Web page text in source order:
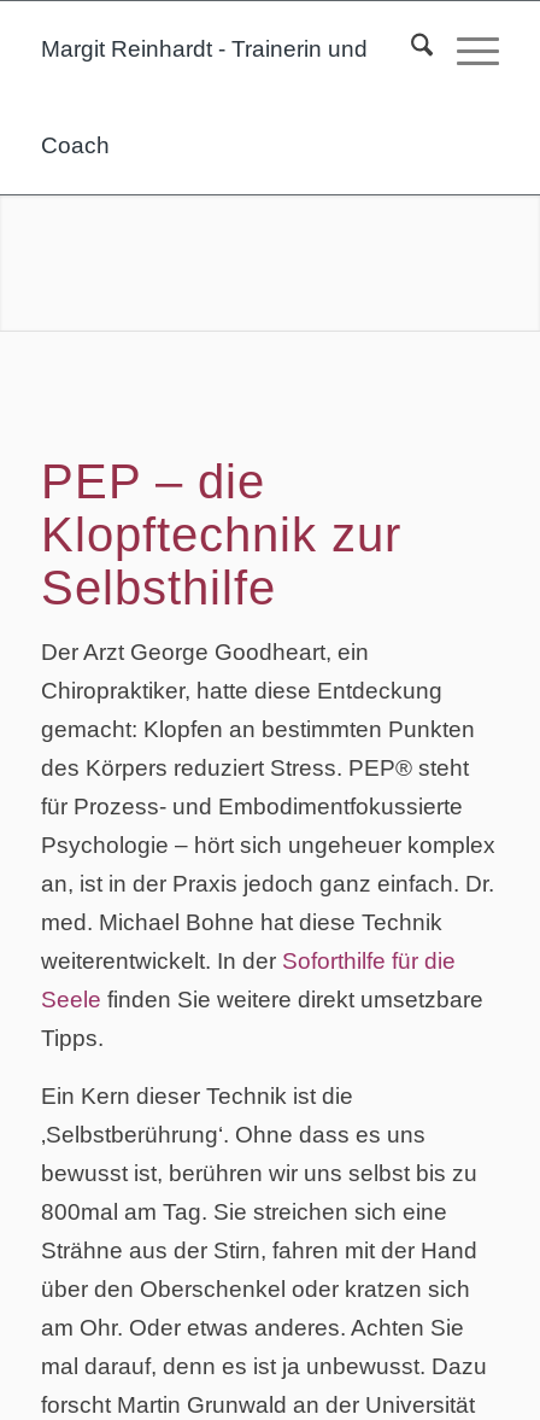
Margit Reinhardt - Trainerin und
Coach
PEP – die
Klopftechnik zur
Selbsthilfe
Der Arzt George Goodheart, ein
Chiropraktiker, hatte diese Entdeckung
gemacht: Klopfen an bestimmten Punkten
des Körpers reduziert Stress. PEP® steht
für Prozess- und Embodimentfokussierte
Psychologie – hört sich ungeheuer komplex
an, ist in der Praxis jedoch ganz einfach. Dr.
med. Michael Bohne hat diese Technik
weiterentwickelt. In der Soforthilfe für die
Seele finden Sie weitere direkt umsetzbare
Tipps.
Ein Kern dieser Technik ist die
‚Selbstberührung‘. Ohne dass es uns
bewusst ist, berühren wir uns selbst bis zu
800mal am Tag. Sie streichen sich eine
Strähne aus der Stirn, fahren mit der Hand
über den Oberschenkel oder kratzen sich
am Ohr. Oder etwas anderes. Achten Sie
mal darauf, denn es ist ja unbewusst. Dazu
forscht Martin Grunwald an der Universität